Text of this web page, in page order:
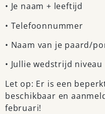
• Je naam + leeftijd
• Telefoonnummer
• Naam van je paard/
• Jullie wedstrijd niveau
Let op: Er is een
beschikbaar en
februari!